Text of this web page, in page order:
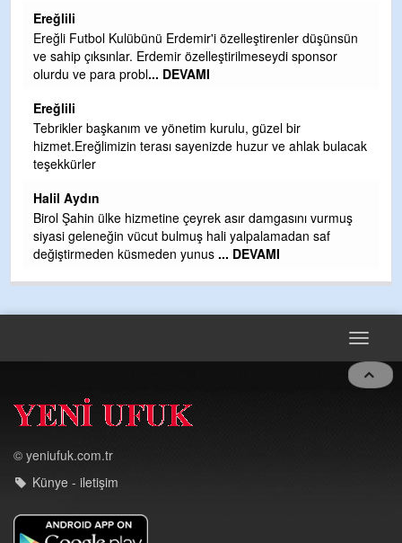
Ereğlili
Ereğli Futbol Kulübünü Erdemir'i özelleştirenler düşünsün
ve sahip çıksınlar. Erdemir özelleştirilmeseydi sponsor
olurdu ve para probl... DEVAMI
Ereğlili
Tebrikler başkanım ve yönetim kurulu, güzel bir
hizmet.Ereğlimizin terası sayenizde huzur ve ahlak bulacak
teşekkürler
Halil Aydın
Birol Şahin ülke hizmetine çeyrek asır damgasını vurmuş
siyasi geleneğin vücut bulmuş hali yalpalamadan saf
değiştirmeden küsmeden yunus ... DEVAMI
Toggle
© yeniufuk.com.tr
Künye - iletişim